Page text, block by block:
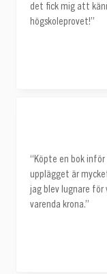
det fick mig att
högskoleprovet!”
“Köpte en bok
upplägget är
jag blev lugnare för
varenda krona.”